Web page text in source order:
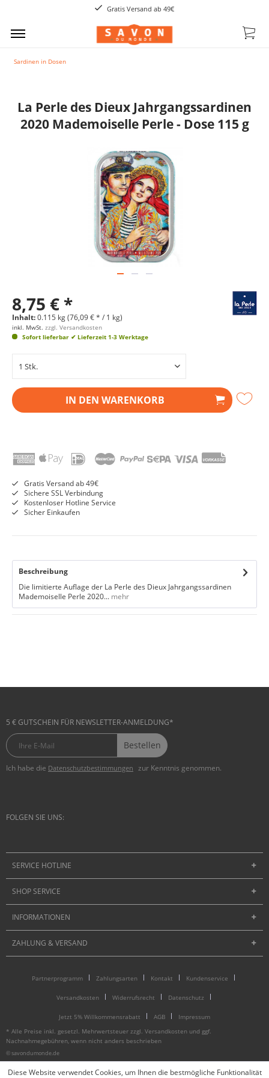
Gratis Versand ab 49€
Sardinen in Dosen
La Perle des Dieux Jahrgangssardinen
2020 Mademoiselle Perle - Dose 115 g
8,75 € *
Inhalt:0.115 kg (76,09 € * / 1 kg)
inkl. MwSt. zzgl. Versandkosten
Sofort lieferbar ✔ Lieferzeit 1-3 Werktage
IN DEN WARENKORB
Gratis Versand ab 49€
Sichere SSL Verbindung
Kostenloser Hotline Service
Sicher Einkaufen
Beschreibung
Die limitierte Auflage der La Perle des Dieux Jahrgangssardinen
Mademoiselle Perle 2020... mehr
5 € GUTSCHEIN FÜR NEWSLETTER-ANMELDUNG*
Bestellen
Ich habe die Datenschutzbestimmungen zur Kenntnis genommen.
FOLGEN SIE UNS:
SERVICE HOTLINE
SHOP SERVICE
INFORMATIONEN
ZAHLUNG & VERSAND
Partnerprogramm Zahlungsarten Kontakt Kundenservice
Versandkosten Widerrufsrecht Datenschutz
Jetzt 5% Willkommensrabatt AGB
Impressum
* Alle Preise inkl. gesetzl. Mehrwertsteuer zzgl. Versandkosten und ggf.
Nachnahmegebühren, wenn nicht anders beschrieben
© savondumonde.de
Diese Website verwendet Cookies, um Ihnen die bestmögliche Funktionalität